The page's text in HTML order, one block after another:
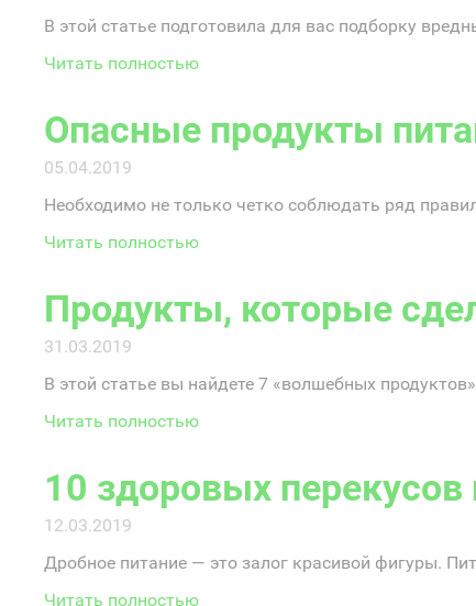
В этой статье подготовила для вас подборку
Читать полностью
Опасные продукты
05.04.2019
Необходимо не только четко соблюдать ряд
Читать полностью
Продукты, которые
31.03.2019
В этой статье вы найдете 7 «волшебных
Читать полностью
10 здоровых
12.03.2019
Дробное питание — это залог красивой фигуры.
Читать полностью